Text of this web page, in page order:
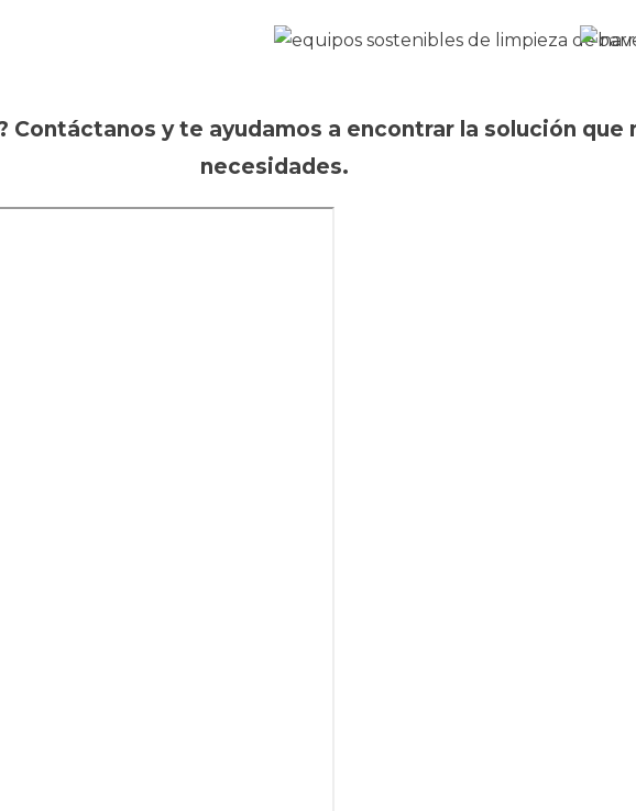
Contáctanos y te ayudamos a encontrar la solución que
necesidades.